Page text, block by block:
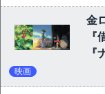
金
『
『
映画